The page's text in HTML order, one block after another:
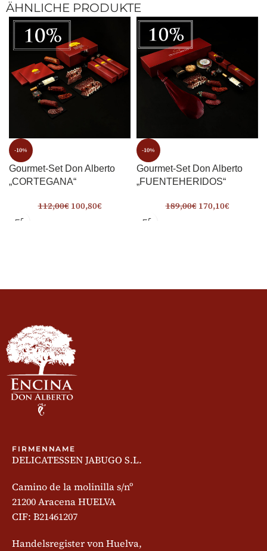
ÄHNLICHE PRODUKTE
-10%
Gourmet-Set Don Alberto
„CORTEGANA“
112,00€ 100,80€
-10%
Gourmet-Set Don Alberto
„FUENTEHERIDOS“
189,00€ 170,10€
FIRMENNAME
DELICATESSEN JABUGO S.L.
Camino de la molinilla s/nº
21200 Aracena HUELVA
CIF: B21461207
Handelsregister von Huelva,